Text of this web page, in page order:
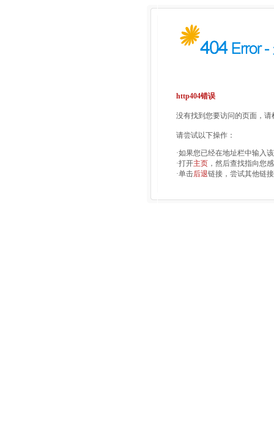
http404错误
没有找到您要访问的页面，
请尝试以下操作：
·如果您已经在地址栏中输入
·打开主页 ，然后查找指向您
·单击后退链接，尝试其他链